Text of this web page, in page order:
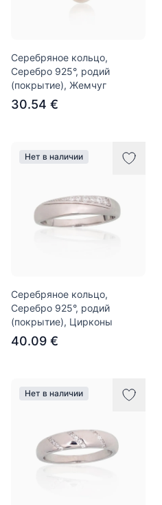
Серебряное кольцо,
Серебро 925°, родий
(покрытие), Жемчуг
30.54 €
Нет в наличии
Серебряное кольцо,
Серебро 925°, родий
(покрытие), Цирконы
40.09 €
Нет в наличии